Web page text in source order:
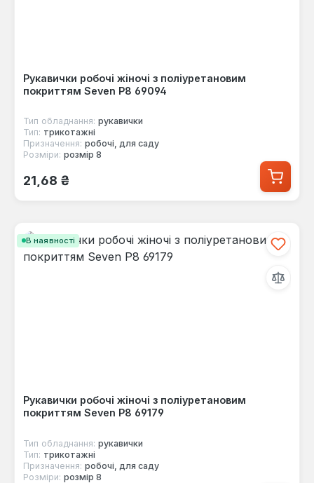
Рукавички робочі жіночі з поліуретановим
покриттям Seven Р8 69094
Тип обладнання: рукавички
Тип: трикотажні
Призначення: робочі, для саду
Розміри: розмір 8
Звичайна ціна:
21,68 ₴
В наявності
Рукавички робочі жіночі з поліуретановим
покриттям Seven Р8 69179
Тип обладнання: рукавички
Тип: трикотажні
Призначення: робочі, для саду
Розміри: розмір 8